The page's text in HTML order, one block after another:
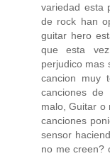
variedad esta
de rock han
guitar hero
que esta
perjudico mas
cancion muy
canciones
malo, Guitar o
canciones
sensor
no me creen?